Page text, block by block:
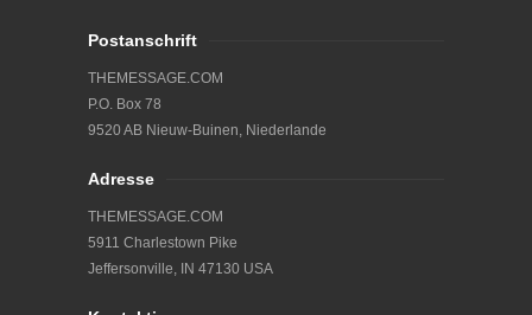
Postanschrift
THEMESSAGE.COM
P.O. Box 78
9520 AB Nieuw-Buinen, Niederlande
Adresse
THEMESSAGE.COM
5911 Charlestown Pike
Jeffersonville, IN 47130 USA